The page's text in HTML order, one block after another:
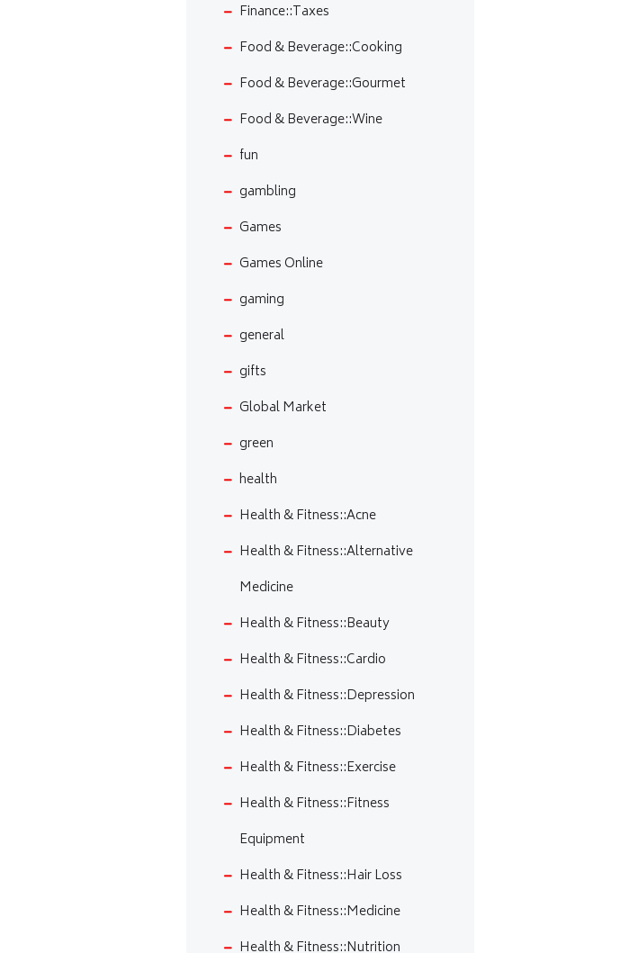
Finance::Taxes
Food & Beverage::Cooking
Food & Beverage::Gourmet
Food & Beverage::Wine
fun
gambling
Games
Games Online
gaming
general
gifts
Global Market
green
health
Health & Fitness::Acne
Health & Fitness::Alternative
Medicine
Health & Fitness::Beauty
Health & Fitness::Cardio
Health & Fitness::Depression
Health & Fitness::Diabetes
Health & Fitness::Exercise
Health & Fitness::Fitness
Equipment
Health & Fitness::Hair Loss
Health & Fitness::Medicine
Health & Fitness::Nutrition